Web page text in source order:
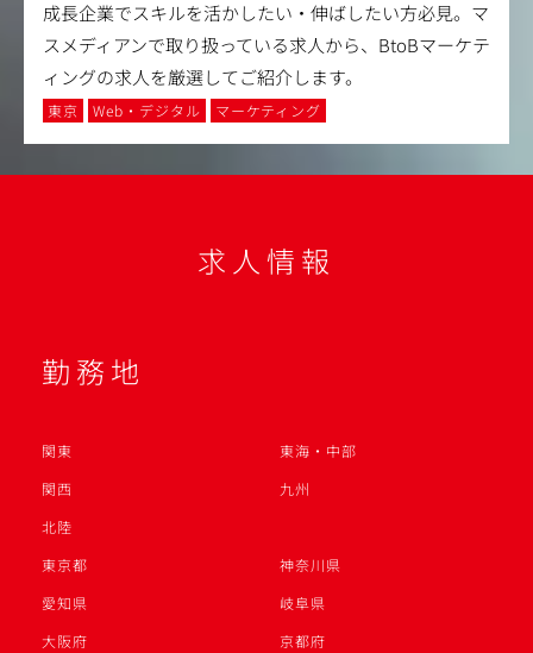
成長企業でスキルを活かしたい・伸ばしたい方必見。マ
スメディアンで取り扱っている求人から、BtoBマーケテ
ィングの求人を厳選してご紹介します。
東京 Web・デジタル マーケティング
求人情報
勤務地
関東
東海・中部
関西
九州
北陸
東京都
神奈川県
愛知県
岐阜県
大阪府
京都府